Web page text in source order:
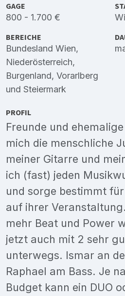
GAGE
800 - 1.700 €
BEREICHE
Bundesland Wien,
Niederösterreich,
Burgenland, Vorarlberg
und Steiermark
PROFIL
Freunde und
mich die menschliche
meiner Gitarre und
ich (fast) jeden
und sorge bestimmt
auf ihrer
mehr Beat und Power
jetzt auch mit 2 sehr
unterwegs. Ismar an
Raphael am Bass. Je
Budget kann ein DUO